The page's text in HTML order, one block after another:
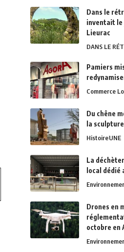
Dans le
inventait le
Lieurac
DANS LE
Pamiers
Commerce
Du chêne
la
HistoireUNE
La
local dédié
Drones en
octobre en